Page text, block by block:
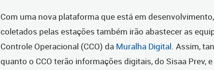
Com uma nova plataforma que está em
coletados pelas estações também irão abastecer as
Controle Operacional (CCO) da Muralha Digital. Assim,
quanto o CCO terão informações digitais, do Sisaa Prev,